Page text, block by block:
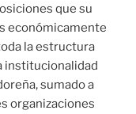
que su
económicamente
la estructura
institucionalidad
sumado a
organizaciones